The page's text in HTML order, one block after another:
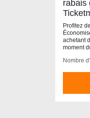
rabais
Profitez
achetant
moment
Nombre